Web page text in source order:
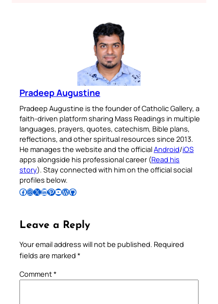
Pradeep Augustine
Pradeep Augustine is the founder of Catholic Gallery, a
faith-driven platform sharing Mass Readings in multiple
languages, prayers, quotes, catechism, Bible plans,
reflections, and other spiritual resources since 2013.
He manages the website and the officialAndroid/iOS
apps alongside his professional career (Read his
story). Stay connected with him on the official social
profiles below.
Follow Pradeep on Facebook Follow Pradeep on InstagramFollow Pradeep on X Follow Pradeep on LinkedIn Follow Pradeep on Pinterest Subscribe to Pradeep’s Youtube Channel Follow Pradeep on WordPress Follow Pradeep on GitHub
Leave a Reply
Your email address will not be published. Required
fields are marked *
Comment*